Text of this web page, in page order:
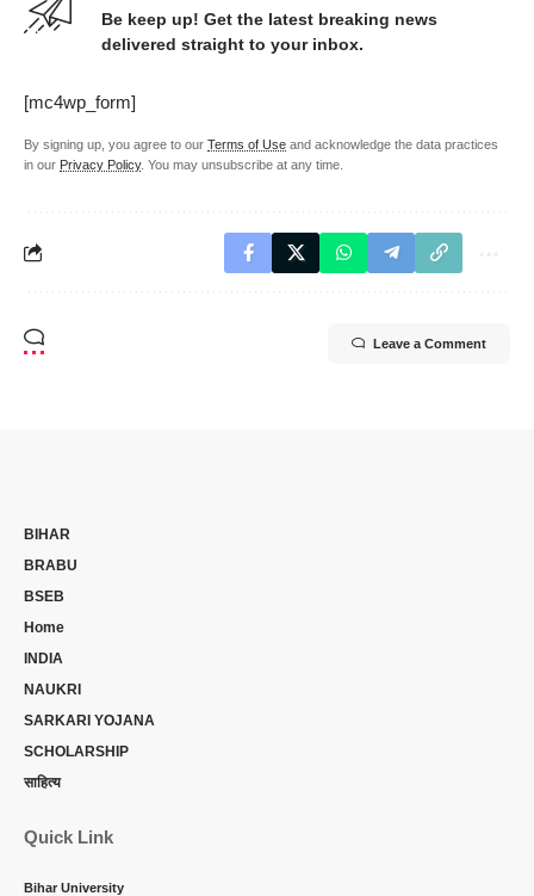
Be keep up! Get the latest breaking news
delivered straight to your inbox.
[mc4wp_form]
By signing up, you agree to our Terms of Use and acknowledge the data practices
in our Privacy Policy. You may unsubscribe at any time.
Leave a Comment
BIHAR
BRABU
BSEB
Home
INDIA
NAUKRI
SARKARI YOJANA
SCHOLARSHIP
साहित्य
Quick Link
Bihar University